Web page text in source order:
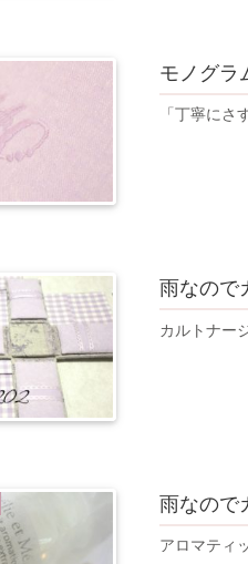
モノグラ
「丁寧に
雨なので
カルトナー
雨なので
アロマティ